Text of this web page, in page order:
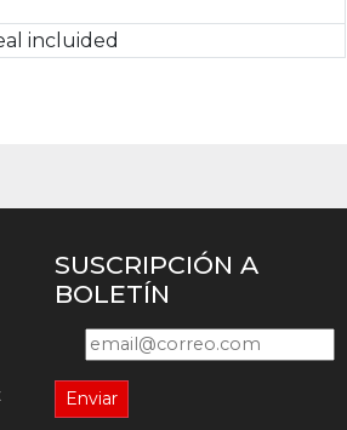
incluided
SUSCRIPCIÓN A
BOLETÍN
Enviar